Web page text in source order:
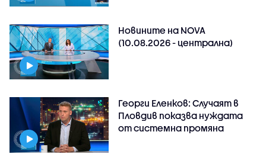
Новините на NOVA
(10.08.2026 - централна)
Георги Еленков: Случаят в
Пловдив показва нуждата
от системна промяна